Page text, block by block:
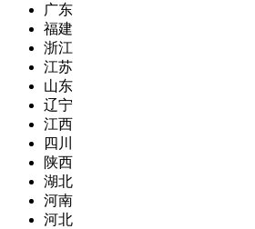
广东
福建
浙江
江苏
山东
辽宁
江西
四川
陕西
湖北
河南
河北